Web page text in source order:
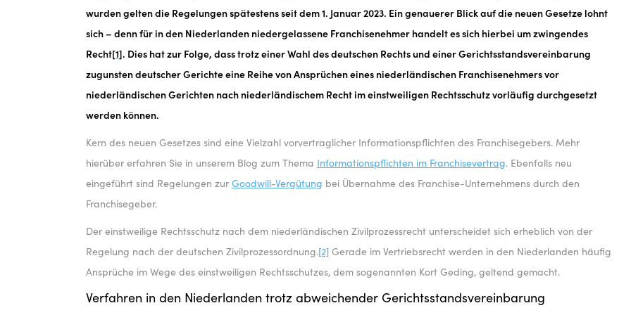
Gerichtsstandsvereinbarung
– das neue niederländische
Franchiserecht
wurden gelten die Regelungen spätestens seit dem 1. Januar 2023. Ein genauerer Blick auf die neuen Gesetze lohnt
sich – denn für in den Niederlanden niedergelassene Franchisenehmer handelt es sich hierbei um zwingendes
Recht[1]. Dies hat zur Folge, dass trotz einer Wahl des deutschen Rechts und einer Gerichtsstandsvereinbarung
zugunsten deutscher Gerichte eine Reihe von Ansprüchen eines niederländischen Franchisenehmers vor
niederländischen Gerichten nach niederländischem Recht im einstweiligen Rechtsschutz vorläufig durchgesetzt
werden können.
Kern des neuen Gesetzes sind eine Vielzahl vorvertraglicher Informationspflichten des Franchisegebers. Mehr
hierüber erfahren Sie in unserem Blog zum Thema Informationspflichten im Franchisevertrag. Ebenfalls neu
eingeführt sind Regelungen zur Goodwill-Vergütung bei Übernahme des Franchise-Unternehmens durch den
Franchisegeber.
Der einstweilige Rechtsschutz nach dem niederländischen Zivilprozessrecht unterscheidet sich erheblich von der
Regelung nach der deutschen Zivilprozessordnung.[2] Gerade im Vertriebsrecht werden in den Niederlanden häufig
Ansprüche im Wege des einstweiligen Rechtsschutzes, dem sogenannten Kort Geding, geltend gemacht.
Verfahren in den Niederlanden trotz abweichender Gerichtsstandsvereinbarung